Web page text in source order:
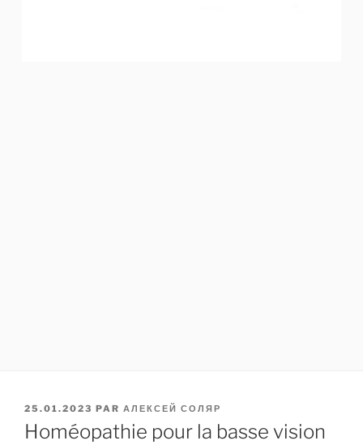
PUBLIÉ
LE
25.01.2023 PAR АЛЕКСЕЙ СОЛЯР
Homéopathie pour la basse vision